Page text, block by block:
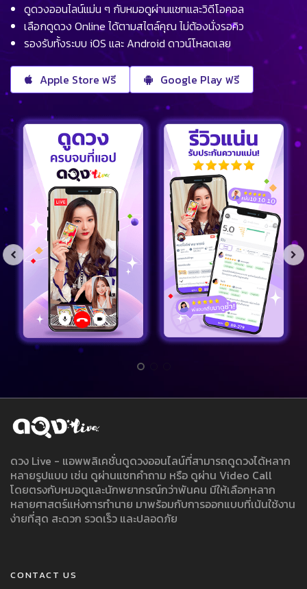
ดูดวงออนไลน์แม่น ๆ กับหมอดูผ่านแชทและวิดีโอคอล
เลือกดูดวง Online ได้ตามสไตล์คุณ ไม่ต้องนั่งรอคิว
รองรับทั้งระบบ iOS และ Android ดาวน์โหลดเลย
Apple Store ฟรี Google Play ฟรี
ดวง Live - แอพพลิเคชั่นดูดวงออนไลน์ที่สามารถดูดวงได้หลาก
หลายรูปแบบ เช่น ดูผ่านแชทคำถาม หรือ ดูผ่าน Video Call
โดยตรงกับหมอดูและนักพยากรณ์กว่าพันคน มีให้เลือกหลาก
หลายศาสตร์แห่งการทำนาย มาพร้อมกับการออกแบบที่เน้นใช้งาน
ง่ายที่สุด สะดวก รวดเร็ว และปลอดภัย
CONTACT US